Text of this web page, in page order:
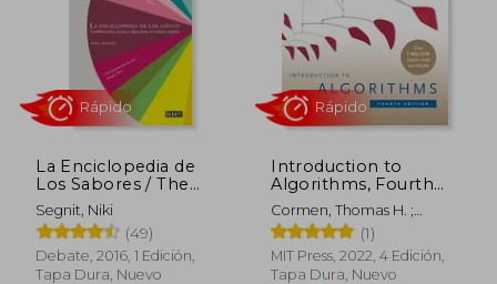
40%
dcto. $ 95.88
45%
dcto.
La Enciclopedia de
Los Sabores / The
Flavor Thesaurus:
Combinaciones,
Recetas E Ideas Para
El Cocinero Creativo
Segnit, Niki
(49)
Debate, 2016, 1 Edición,
Tapa Dura, Nuevo
Introduction to
Algorithms, Fourth
Edition (en Inglés)
Cormen, Thomas H. ;
Leiserson, Charles E. ;
Rivest, Ronald L.
(1)
MIT Press, 2022, 4 Edición,
Tapa Dura, Nuevo